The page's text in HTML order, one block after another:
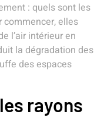
: quels sont les
commencer, elles
l’air intérieur en
la dégradation des
des espaces
rayons